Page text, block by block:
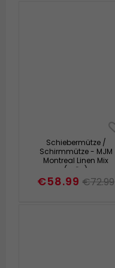
Schiebermütze /
Schirmmütze - MJM
Montreal Linen Mix
(grün)
€58.99 €72.99